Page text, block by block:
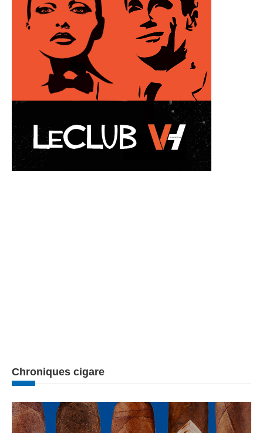
Chroniques cigare